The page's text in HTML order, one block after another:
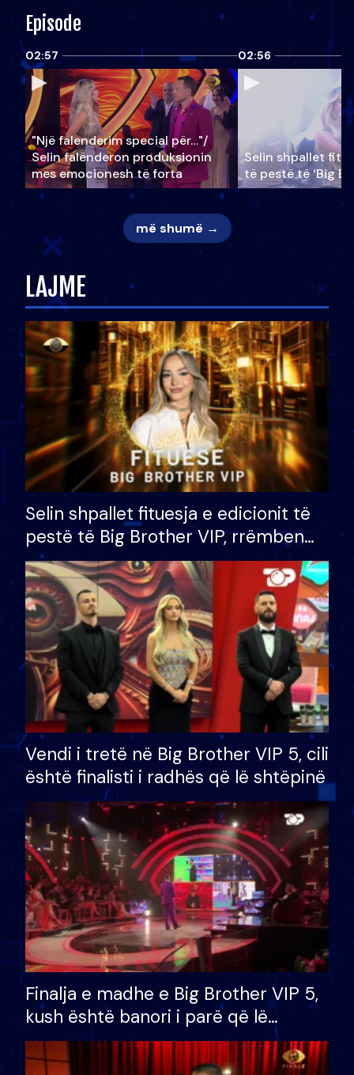
Episode
02:57
"Një falenderim special për…"/
Selin falënderon produksionin
mes emocionesh të forta
02:56
Selin shpallet
të pestë të ‘Big
më shumë →
LAJME
Selin shpallet fituesja e edicionit të
pestë të Big Brother VIP, rrëmben
çmimin e madh prej 100 mijë eurosh
Vendi i tretë në Big Brother VIP 5, cili
është finalisti i radhës që lë shtëpinë
Finalja e madhe e Big Brother VIP 5,
kush është banori i parë që lë
shtëpinë dhe humb mundësinë për
të fituar çmimin e madh